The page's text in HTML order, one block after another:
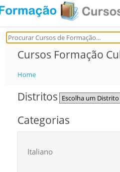
Cursos Formação
Home
Distritos
Categorias
Italiano